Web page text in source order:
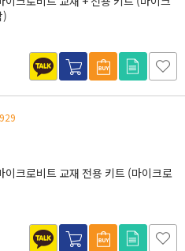
)
이크로비트 교재 전용 키트 (마이크로